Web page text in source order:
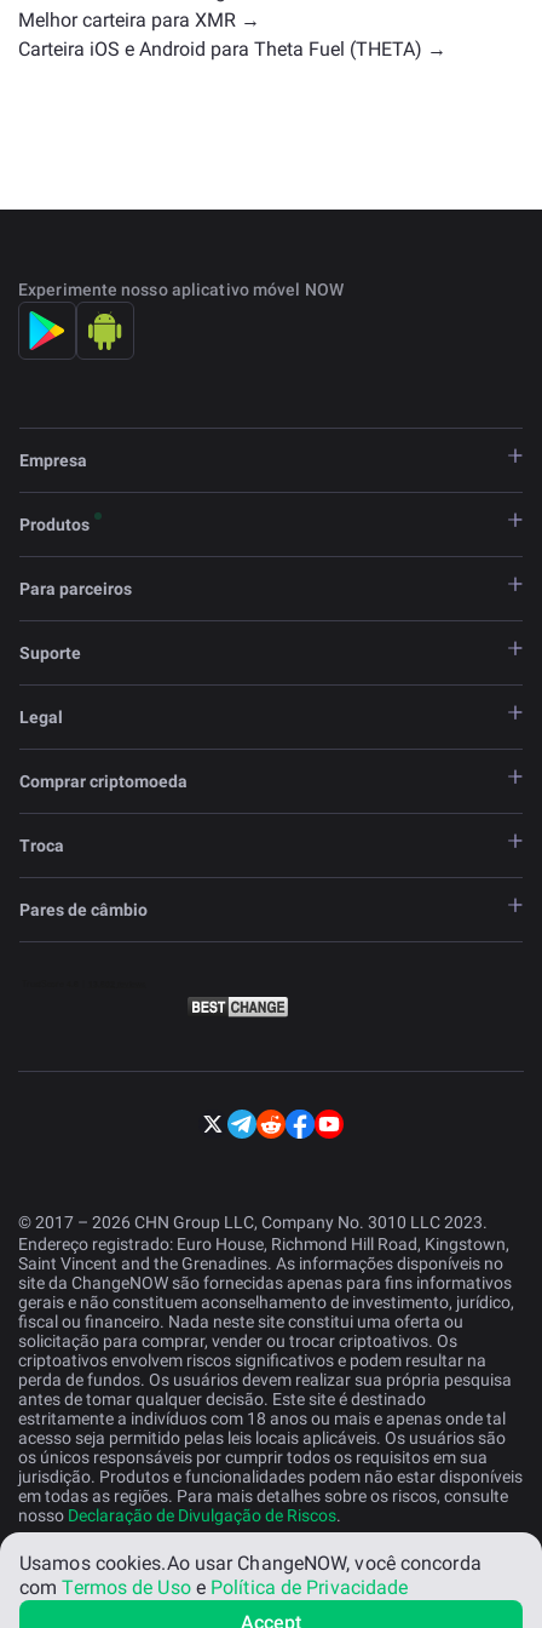
Melhor carteira para XMR →
Carteira iOS e Android para Theta Fuel (THETA) →
Experimente nosso aplicativo móvel NOW
Empresa
Produtos
Para parceiros
Suporte
Legal
Comprar criptomoeda
Troca
Pares de câmbio
© 2017 – 2026 CHN Group LLC, Company No. 3010 LLC 2023.
Endereço registrado: Euro House, Richmond Hill Road, Kingstown,
Saint Vincent and the Grenadines. As informações disponíveis no
site da ChangeNOW são fornecidas apenas para fins informativos
gerais e não constituem aconselhamento de investimento, jurídico,
fiscal ou financeiro. Nada neste site constitui uma oferta ou
solicitação para comprar, vender ou trocar criptoativos. Os
criptoativos envolvem riscos significativos e podem resultar na
perda de fundos. Os usuários devem realizar sua própria pesquisa
antes de tomar qualquer decisão. Este site é destinado
estritamente a indivíduos com 18 anos ou mais e apenas onde tal
acesso seja permitido pelas leis locais aplicáveis. Os usuários são
os únicos responsáveis por cumprir todos os requisitos em sua
jurisdição. Produtos e funcionalidades podem não estar disponíveis
em todas as regiões. Para mais detalhes sobre os riscos, consulte
nosso Declaração de Divulgação de Riscos.
Portugues
Usamos cookies.Ao usar ChangeNOW, você concorda
comTermos de Usoe Política de Privacidade
Accept